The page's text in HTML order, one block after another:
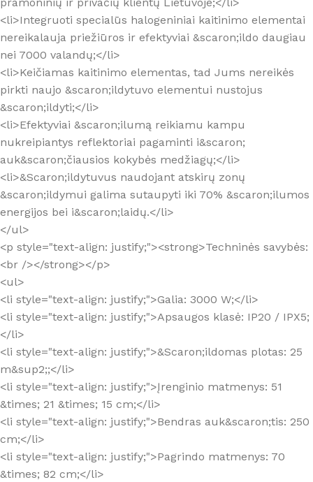
pramoninių ir privačių klientų Lietuvoje;</li>
<li>Integruoti specialūs halogeniniai kaitinimo elementai
nereikalauja priežiūros ir efektyviai &scaron;ildo daugiau
nei 7000 valandų;</li>
<li>Keičiamas kaitinimo elementas, tad Jums nereikės
pirkti naujo &scaron;ildytuvo elementui nustojus
&scaron;ildyti;</li>
<li>Efektyviai &scaron;ilumą reikiamu kampu
nukreipiantys reflektoriai pagaminti i&scaron;
auk&scaron;čiausios kokybės medžiagų;</li>
<li>&Scaron;ildytuvus naudojant atskirų zonų
&scaron;ildymui galima sutaupyti iki 70% &scaron;ilumos
energijos bei i&scaron;laidų.</li>
</ul>
<p style="text-align: justify;"><strong>Techninės savybės:
<br /></strong></p>
<ul>
<li style="text-align: justify;">Galia: 3000 W;</li>
<li style="text-align: justify;">Apsaugos klasė: IP20 / IPX5;
</li>
<li style="text-align: justify;">&Scaron;ildomas plotas: 25
m&sup2;;</li>
<li style="text-align: justify;">Įrenginio matmenys: 51
&times; 21 &times; 15 cm;</li>
<li style="text-align: justify;">Bendras auk&scaron;tis: 250
cm;</li>
<li style="text-align: justify;">Pagrindo matmenys: 70
&times; 82 cm;</li>